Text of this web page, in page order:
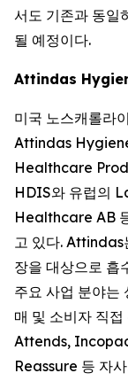
서도 기존과 동일
될 예정이다.
Attindas
미국 노스캐롤라
Attindas
Healthcare
HDIS와 유럽의
Healthcare AB
고 있다. Attindas
장을 대상으로 흡
주요 사업 분야는
매 및 소비자 직
Attends,
Reassure 등 자